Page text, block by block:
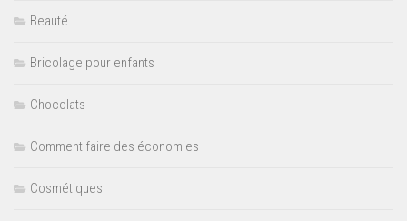
Beauté
Bricolage pour enfants
Chocolats
Comment faire des économies
Cosmétiques